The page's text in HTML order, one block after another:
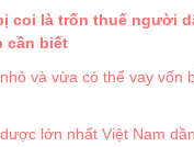
coi là trốn thuế người
cần biết
và vừa có thể vay vốn
lớn nhất Việt Nam dần